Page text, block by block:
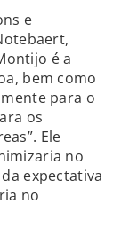
e
é a
bem como
para o
os
Ele
no
expectativa
no